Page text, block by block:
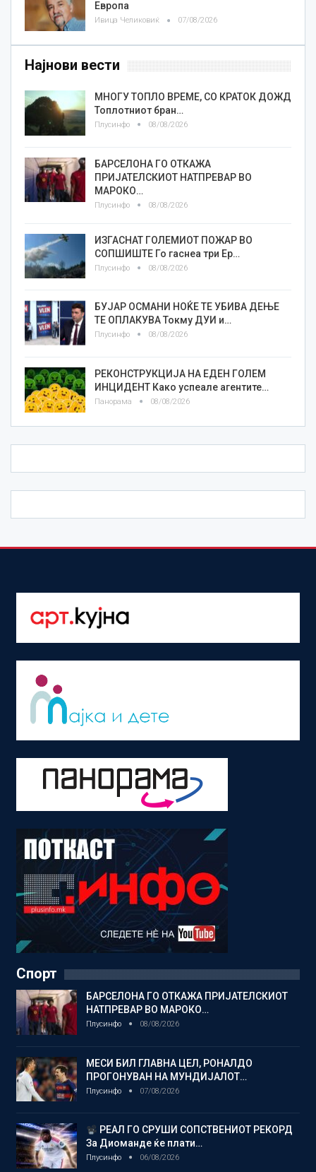
Европа
Ивица Челиковиќ 07/08/2026
Најнови вести
МНОГУ ТОПЛО ВРЕМЕ, СО КРАТОК ДОЖД
Топлотниот бран…
Плусинфо 08/08/2026
БАРСЕЛОНА ГО ОТКАЖА
ПРИЈАТЕЛСКИОТ НАТПРЕВАР ВО
МАРОКО…
Плусинфо 08/08/2026
ИЗГАСНАТ ГОЛЕМИОТ ПОЖАР ВО
СОПШИШТЕ Го гаснеа три Ер…
Плусинфо 08/08/2026
БУЈАР ОСМАНИ НОЌЕ ТЕ УБИВА ДЕЊЕ
ТЕ ОПЛАКУВА Токму ДУИ и…
Плусинфо 08/08/2026
РЕКОНСТРУКЦИЈА НА ЕДЕН ГОЛЕМ
ИНЦИДЕНТ Како успеале агентите…
Панорама 08/08/2026
Спорт
БАРСЕЛОНА ГО ОТКАЖА ПРИЈАТЕЛСКИОТ
НАТПРЕВАР ВО МАРОКО…
Плусинфо 08/08/2026
МЕСИ БИЛ ГЛАВНА ЦЕЛ, РОНАЛДО
ПРОГОНУВАН НА МУНДИЈАЛОТ…
Плусинфо 07/08/2026
РЕАЛ ГО СРУШИ СОПСТВЕНИОТ РЕКОРД
За Диоманде ќе плати…
Плусинфо 06/08/2026